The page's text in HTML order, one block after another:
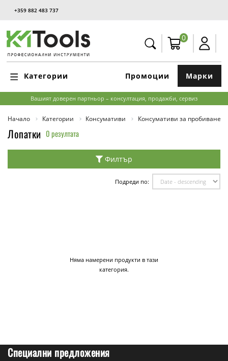
+359 882 483 737
0
Категории Марки
Промоции
Вашият доверен партньор – консултация, продажби, сервиз
Начало Категории Консумативи Консумативи за пробиване
Лопатки 0 резултата
Филтър
Подреди по:
Няма намерени продукти в тази
категория.
Специални предложения